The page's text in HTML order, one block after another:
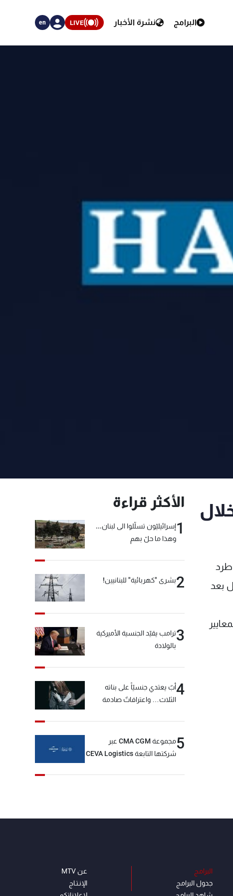
البرامج نشرة الأخبار LIVE
en
خلال
طرد
بعد
الأكثر قراءة
1إسرائيليّون تسلّلوا الى لبنان...
وهذا ما حلّ بهم
2بشرى "كهربائية" للبنانيين!
3ترامب يقيّد الجنسية الأميركية
بالولادة
4أبٌ يعتدي جنسيّاً على بناته
الثلاث… واعترافاتٌ صادمة
5
مجموعة CMA CGM عبر
شركتها التابعة CEVA Logistics
البرامج
جدول البرامج
عن MTV
الإنـتـاج